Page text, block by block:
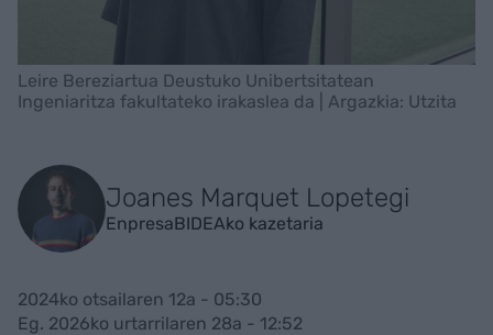
Leire Bereziartua Deustuko Unibertsitatean
Ingeniaritza fakultateko irakaslea da | Argazkia: Utzita
Joanes Marquet Lopetegi
EnpresaBIDEAko kazetaria
2024ko otsailaren 12a - 05:30
Eg. 2026ko urtarrilaren 28a - 12:52